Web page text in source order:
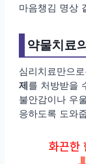
마음챙김 명상
약물치료
심리치료만으
제를 처방받을
불안감이나 우
응하도록 도와